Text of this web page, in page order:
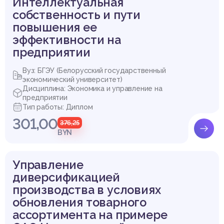
Купить эту работу
СПИСОК ИСПОЛЬЗОВАННЫХ ИСТОЧНИКОВ
собственность и пути
повышения ее
эффективности на
предприятии
Вуз: БГЭУ (Белорусский государственный
экономический университет)
Дисциплина: Экономика и управление на
предприятии
Тип работы: Диплом
301,00 376,25
BYN
Управление
диверсификацией
производства в условиях
обновления товарного
ассортимента на примере